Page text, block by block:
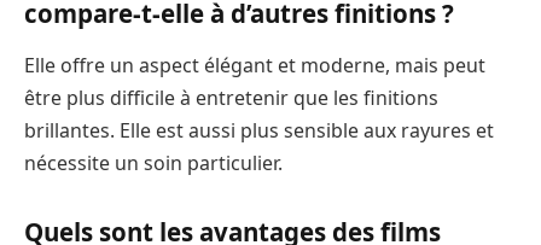
compare-t-elle à d’autres finitions ?
Elle offre un aspect élégant et moderne, mais peut
être plus difficile à entretenir que les finitions
brillantes. Elle est aussi plus sensible aux rayures et
nécessite un soin particulier.
Quels sont les avantages des films